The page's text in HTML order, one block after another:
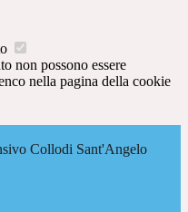
non possono essere
nella pagina della cookie
Collodi Sant'Angelo